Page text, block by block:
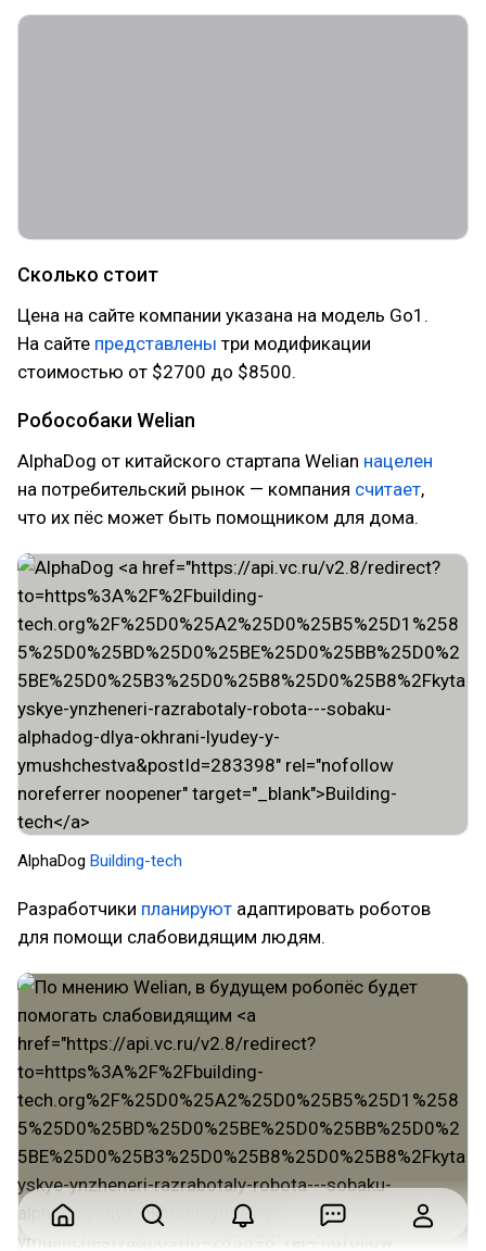
Сколько стоит
Цена на сайте компании указана на модель Go1.
На сайте представлены три модификации
стоимостью от $2700 до $8500.
Робособаки Welian
AlphaDog от китайского стартапа Welian нацелен
на потребительский рынок — компания считает,
что их пёс может быть помощником для дома.
AlphaDog Building-tech
Разработчики планируют адаптировать роботов
для помощи слабовидящим людям.